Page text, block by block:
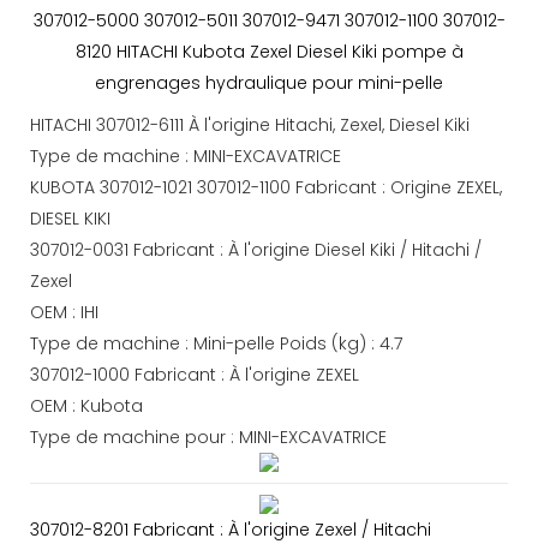
307012-5000 307012-5011 307012-9471 307012-1100 307012-
8120 HITACHI Kubota Zexel Diesel Kiki pompe à
engrenages hydraulique pour mini-pelle
HITACHI 307012-6111 À l'origine Hitachi, Zexel, Diesel Kiki
Type de machine : MINI-EXCAVATRICE
KUBOTA 307012-1021 307012-1100 Fabricant : Origine ZEXEL,
DIESEL KIKI
307012-0031 Fabricant : À l'origine Diesel Kiki / Hitachi /
Zexel
OEM : IHI
Type de machine : Mini-pelle Poids (kg) : 4.7
307012-1000 Fabricant : À l'origine ZEXEL
OEM : Kubota
Type de machine pour : MINI-EXCAVATRICE
307012-8201 Fabricant : À l'origine Zexel / Hitachi